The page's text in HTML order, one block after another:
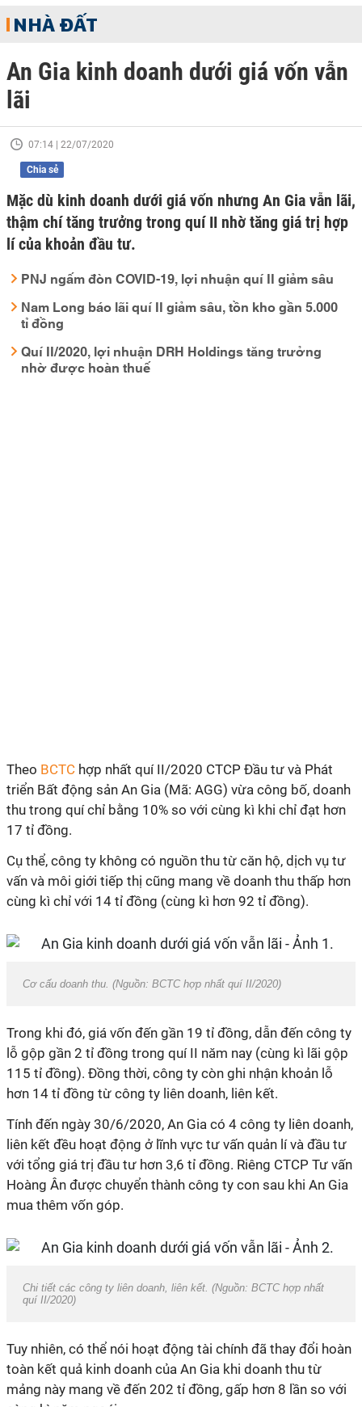
NHÀ ĐẤT
An Gia kinh doanh dưới giá vốn vẫn
lãi
07:14 | 22/07/2020
Chia sẻ
Mặc dù kinh doanh dưới giá vốn nhưng An Gia vẫn lãi,
thậm chí tăng trưởng trong quí II nhờ tăng giá trị hợp
lí của khoản đầu tư.
PNJ ngấm đòn COVID-19, lợi nhuận quí II giảm sâu
Nam Long báo lãi quí II giảm sâu, tồn kho gần 5.000
tỉ đồng
Quí II/2020, lợi nhuận DRH Holdings tăng trưởng
nhờ được hoàn thuế
Theo BCTC hợp nhất quí II/2020 CTCP Đầu tư và Phát
triển Bất động sản An Gia (Mã: AGG) vừa công bố, doanh
thu trong quí chỉ bằng 10% so với cùng kì khi chỉ đạt hơn
17 tỉ đồng.
Cụ thể, công ty không có nguồn thu từ căn hộ, dịch vụ tư
vấn và môi giới tiếp thị cũng mang về doanh thu thấp hơn
cùng kì chỉ với 14 tỉ đồng (cùng kì hơn 92 tỉ đồng).
Cơ cấu doanh thu. (Nguồn: BCTC hợp nhất quí II/2020)
Trong khi đó, giá vốn đến gần 19 tỉ đồng, dẫn đến công ty
lỗ gộp gần 2 tỉ đồng trong quí II năm nay (cùng kì lãi gộp
115 tỉ đồng). Đồng thời, công ty còn ghi nhận khoản lỗ
hơn 14 tỉ đồng từ công ty liên doanh, liên kết.
Tính đến ngày 30/6/2020, An Gia có 4 công ty liên doanh,
liên kết đều hoạt động ở lĩnh vực tư vấn quản lí và đầu tư
với tổng giá trị đầu tư hơn 3,6 tỉ đồng. Riêng CTCP Tư vấn
Hoàng Ân được chuyển thành công ty con sau khi An Gia
mua thêm vốn góp.
Chi tiết các công ty liên doanh, liên kết. (Nguồn: BCTC hợp nhất
quí II/2020)
Tuy nhiên, có thể nói hoạt động tài chính đã thay đổi hoàn
toàn kết quả kinh doanh của An Gia khi doanh thu từ
mảng này mang về đến 202 tỉ đồng, gấp hơn 8 lần so với